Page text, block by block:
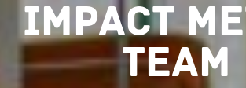
impact
team